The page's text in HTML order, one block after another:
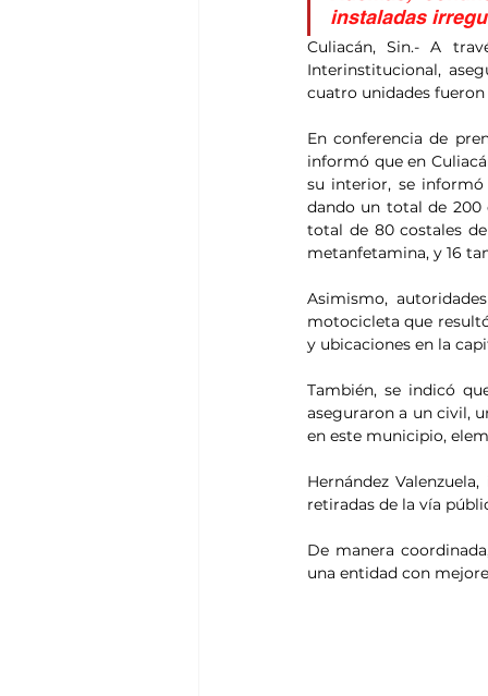
instaladas
Culiacán, Sin.- A
Interinstitucional,
cuatro unidades
En conferencia de
informó que en
su interior, se informó
dando un total de 200
total de 80 costales
metanfetamina, y 16
Asimismo,
motocicleta que
y ubicaciones en la
También, se indicó
aseguraron a un civil,
en este municipio,
Hernández
retiradas de la vía
De manera
una entidad con